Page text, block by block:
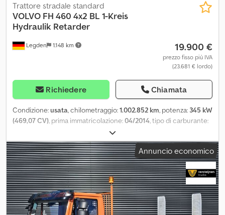
Legden 1.148 km
Trattore stradale standard
VOLVO FH 460 4x2 BL 1-Kreis
Hydraulik Retarder
19.900 €
prezzo fisso più IVA
(23.681 € lordo)
Richiedere Chiamata
Condizione:usata, chilometraggio:1.002.852 km, potenza: 345 kW
(469,07 CV), prima immatricolazione:04/2014, tipo di carburante:
18.000 kg
assi, prossima ispezione (TÜV):05/2026, colore:argento, tipo di
ingranaggio:automatico, classe di emissione:Euro 6,
Equipaggiamento:ABS, aria condizionata, programma
elettronico di stabilità (ESP), riscaldatore autonomo, Dotazioni e
dettagli tecnici del veicolo FH 460 4x2 TTS Generale: * Variante:
MA-BAS (adattamento base per il mercato) * Descrizione: FH 4x2
trattore stradale * Interasse: 3.700 mm * Peso complessivo
Annuncio economico